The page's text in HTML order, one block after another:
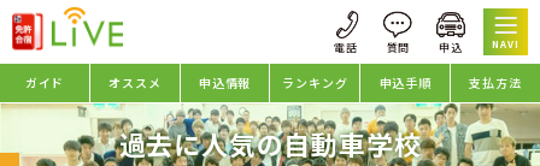
NAVI
ガイド オススメ 申込情報 ランキング 申込手順 支払方法
過去に人気の自動車学校